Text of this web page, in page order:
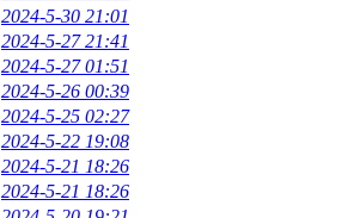
2024-5-30 21:01
2024-5-27 21:41
2024-5-27 01:51
2024-5-26 00:39
2024-5-25 02:27
2024-5-22 19:08
2024-5-21 18:26
2024-5-21 18:26